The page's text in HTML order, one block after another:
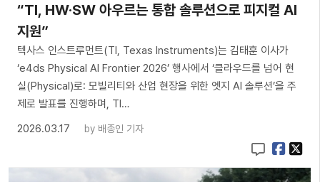
“TI, HW·SW 아우르는 통합 솔루션으로 피지컬 AI
지원”
텍사스 인스트루먼트(TI, Texas Instruments)는 김태훈 이사가
‘e4ds Physical AI Frontier 2026’ 행사에서 ‘클라우드를 넘어 현
실(Physical)로: 모빌리티와 산업 현장을 위한 엣지 AI 솔루션’을 주
제로 발표를 진행하며, TI…
2026.03.17
by 배종인 기자